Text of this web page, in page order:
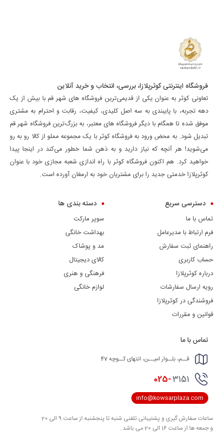
فروشگاه اینترنتی کوثرپلازا، بررسی، انتخاب و خرید آنلاین
تعاونی کوثر به عنوان یکی از قدیمی‌ترین فروشگاه های شهر قم با بیش از یک
دهه تجربه، با پایبندی به سه اصل کلیدی، کیفیت، رقابت و احترام به مشتری
موفق شده تا همگام با دیگر فروشگاه های معتبر، به بزرگ‌ترین فروشگاه شهر قم
تبدیل شود. به محض ورود به فروشگاه کوثر با یک مجموعه مملو از کالا رو به رو
می‌شوید! هر آنچه که نیاز دارید و به ذهن شما خطور می‌کند در اینجا پیدا
خواهید کرد. هم اکنون فروشگاه کوثر با راه اندازی شعبه مجازی خود با عنوان
کوثرپلازا خدمتی جدید را برای مشتریان خود به ارمغان آورده است.
دسترسی سریع
تماس با ما
فرم ارتباط با مدیرعامل
راهنمای ثبت سفارش
حساب کاربری
درباره کوثرپلازا
رویه ارسال سفارشات
فروشندگی در کوثرپلازا
قوانین و مقررات
دسته بندی ها
سوپر مارکت
بهداشت خانگی
مد و پوشاک
کالای دیجیتال
فرهنگی و هنری
لوازم خانگی
تماس با ما
قــم، بلــوار امیــن، انتهای کــوچه 47
025-3151
info@kowsarplaza.com
ساعات سفارش گیری و پشتیبانی تلفنی شنبه تا پنجشنبه از ساعت 9 الی 20
و جمعه ها از ساعت 16 الی 20 می باشد .